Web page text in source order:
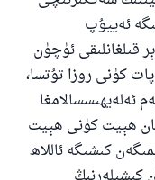
ئەييۇپ
قىلغانلىقى ئۈچۈن
كۈنى روزا تۇتسا،
ئەلەيھىسسالامغا
ھېيت كۈنى ھېيت
كىشىگە ئاللاھ